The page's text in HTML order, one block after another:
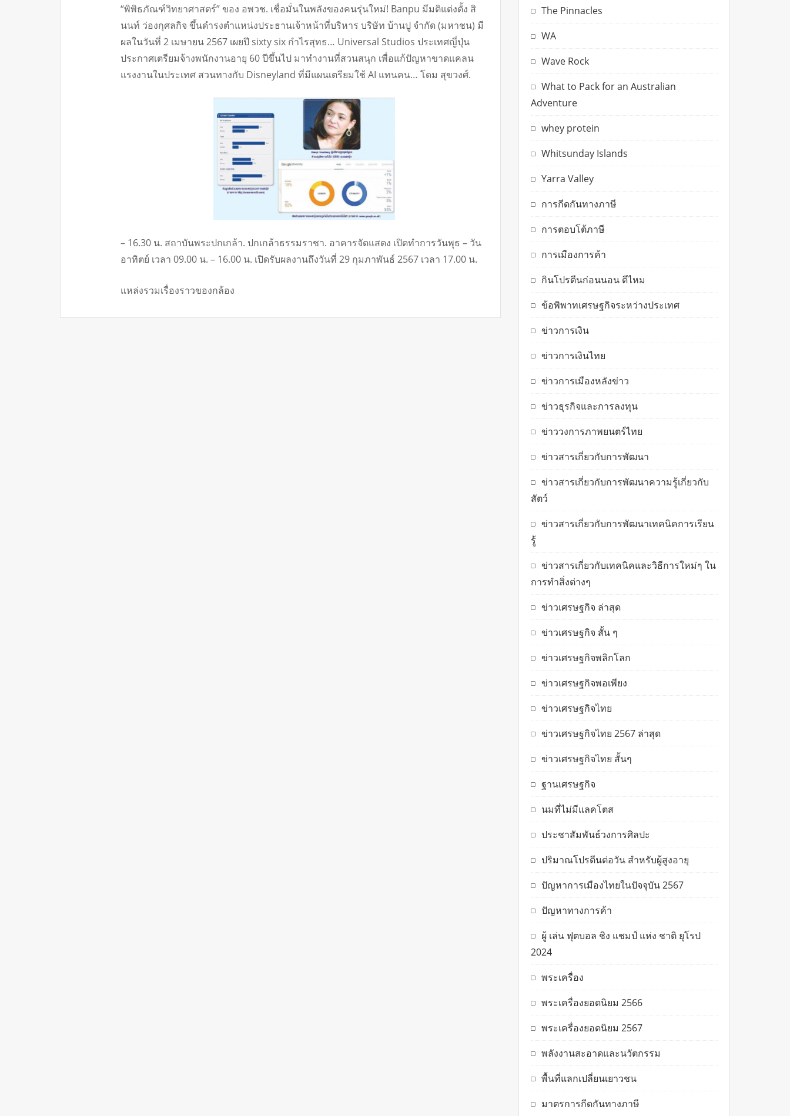
“พิพิธภัณฑ์วิทยาศาสตร์” ของ อพวช. เชื่อมั่นในพลังของคนรุ่นใหม่! Banpu มีมติแต่งตั้ง สิ
นนท์ ว่องกุศลกิจ ขึ้นดำรงตำแหน่งประธานเจ้าหน้าที่บริหาร บริษัท บ้านปู จำกัด (มหาชน) มี
ผลในวันที่ 2 เมษายน 2567 เผยปี sixty six กำไรสุทธ… Universal Studios ประเทศญี่ปุ่น
ประกาศเตรียมจ้างพนักงานอายุ 60 ปีขึ้นไป มาทำงานที่สวนสนุก เพื่อแก้ปัญหาขาดแคลน
แรงงานในประเทศ สวนทางกับ Disneyland ที่มีแผนเตรียมใช้ AI แทนคน… โดม สุขวงศ์.
– 16.30 น. สถาบันพระปกเกล้า. ปกเกล้าธรรมราชา. อาคารจัดแสดง เปิดทำการวันพุธ – วัน
อาทิตย์ เวลา 09.00 น. – 16.00 น. เปิดรับผลงานถึงวันที่ 29 กุมภาพันธ์ 2567 เวลา 17.00 น.
แหล่งรวมเรื่องราวของกล้อง
The Pinnacles
WA
Wave Rock
What to Pack for an Australian
Adventure
whey protein
Whitsunday Islands
Yarra Valley
การกีดกันทางภาษี
การตอบโต้ภาษี
การเมืองการค้า
กินโปรตีนก่อนนอน ดีไหม
ข้อพิพาทเศรษฐกิจระหว่างประเทศ
ข่าวการเงิน
ข่าวการเงินไทย
ข่าวการเมืองหลังข่าว
ข่าวธุรกิจและการลงทุน
ข่าววงการภาพยนตร์ไทย
ข่าวสารเกี่ยวกับการพัฒนา
ข่าวสารเกี่ยวกับการพัฒนาความรู้เกี่ยวกับ
สัตว์
ข่าวสารเกี่ยวกับการพัฒนาเทคนิคการเรียน
รู้
ข่าวสารเกี่ยวกับเทคนิคและวิธีการใหม่ๆ ใน
การทำสิ่งต่างๆ
ข่าวเศรษฐกิจ ล่าสุด
ข่าวเศรษฐกิจ สั้น ๆ
ข่าวเศรษฐกิจพลิกโลก
ข่าวเศรษฐกิจพอเพียง
ข่าวเศรษฐกิจไทย
ข่าวเศรษฐกิจไทย 2567 ล่าสุด
ข่าวเศรษฐกิจไทย สั้นๆ
ฐานเศรษฐกิจ
นมที่ไม่มีแลคโตส
ประชาสัมพันธ์วงการศิลปะ
ปริมาณโปรตีนต่อวัน สำหรับผู้สูงอายุ
ปัญหาการเมืองไทยในปัจจุบัน 2567
ปัญหาทางการค้า
ผู้ เล่น ฟุตบอล ชิง แชมป์ แห่ง ชาติ ยุโรป
2024
พระเครื่อง
พระเครื่องยอดนิยม 2566
พระเครื่องยอดนิยม 2567
พลังงานสะอาดและนวัตกรรม
พื้นที่แลกเปลี่ยนเยาวชน
มาตรการกีดกันทางภาษี